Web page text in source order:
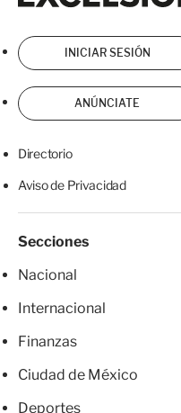
INICIAR SESIÓN
ANÚNCIATE
Directorio
Aviso de Privacidad
Secciones
Nacional
Internacional
Finanzas
Ciudad de México
Deportes